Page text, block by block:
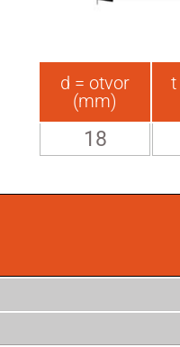
d = otvor
(mm)
t
18